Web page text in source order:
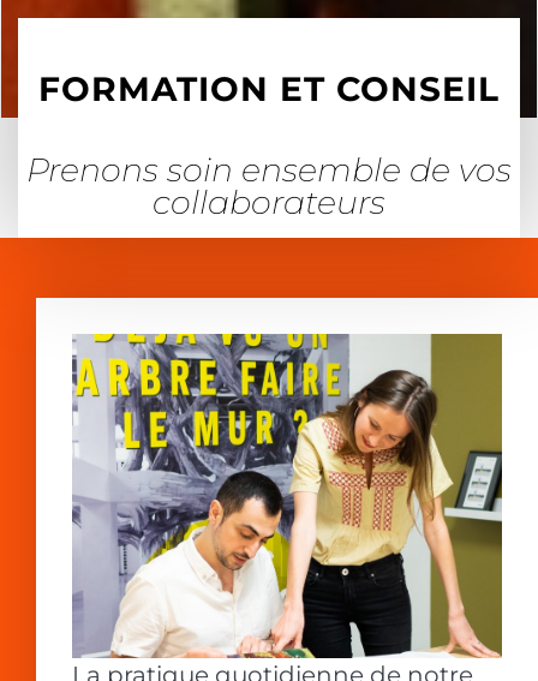
FORMATION ET CONSEIL
Prenons soin ensemble de vos
collaborateurs
La pratique quotidienne de notre